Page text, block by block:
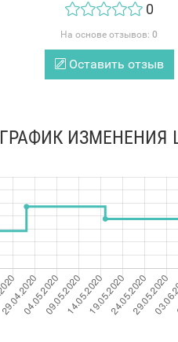
0
На основе отзывов: 0
Оставить отзыв
ГРАФИК ИЗМЕНЕНИЯ